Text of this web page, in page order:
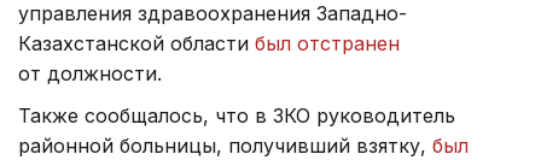
управления здравоохранения Западно-
Казахстанской области был отстранен
от должности.
Также сообщалось, что в ЗКО руководитель
районной больницы, получивший взятку, был